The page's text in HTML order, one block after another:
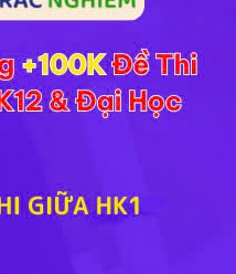
hợp?
hợp: Hệ số nhiệt Q
đối